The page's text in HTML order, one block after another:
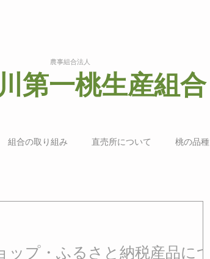
農事組合法人
第一桃生産組合
組合の取り組み 直売所について 桃の品種
プ・ふるさと納税産品につ